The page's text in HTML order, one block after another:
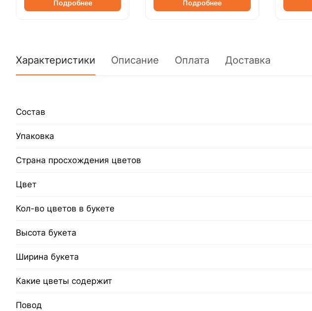
Подробнее Подробнее
Характеристики Описание Оплата Доставка
Состав
Упаковка
Страна просхождения цветов
Цвет
Кол-во цветов в букете
Высота букета
Ширина букета
Какие цветы содержит
Повод